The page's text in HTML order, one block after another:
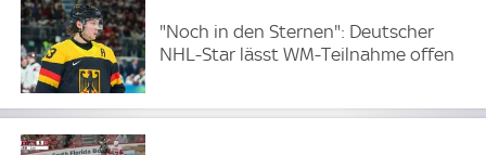
"Noch in den Sternen": Deutscher
NHL-Star lässt WM-Teilnahme offen